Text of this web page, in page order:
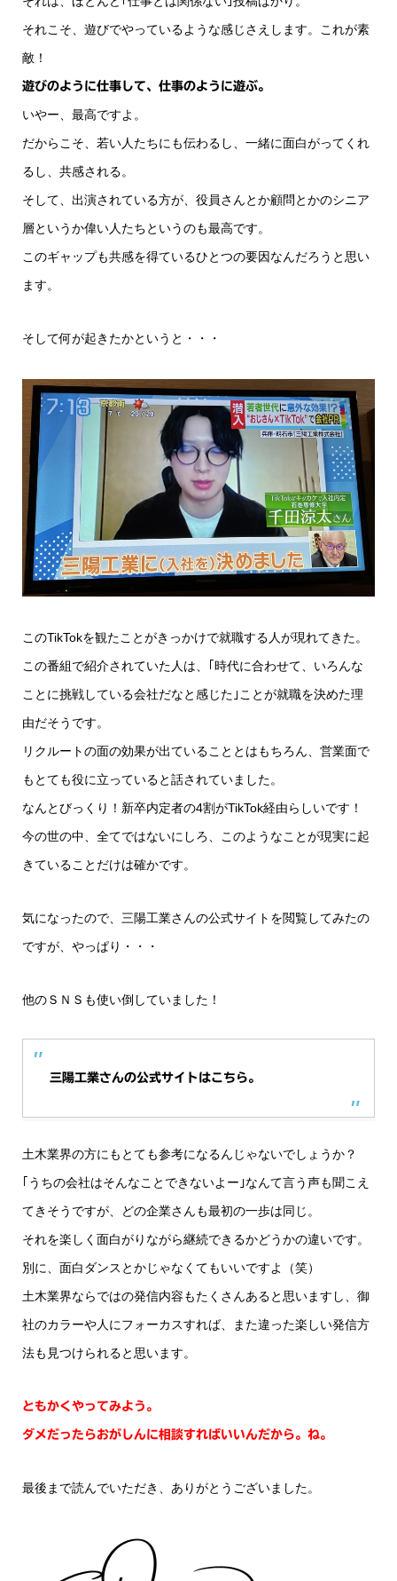
それこそ、遊びでやっているような感じさえします。これが素
敵！
遊びのように仕事して、仕事のように遊ぶ。
いやー、最高ですよ。
だからこそ、若い人たちにも伝わるし、一緒に面白がってくれ
るし、共感される。
そして、出演されている方が、役員さんとか顧問とかのシニア
層というか偉い人たちというのも最高です。
このギャップも共感を得ているひとつの要因なんだろうと思い
ます。
そして何が起きたかというと・・・
このTikTokを観たことがきっかけで就職する人が現れてきた。
この番組で紹介されていた人は、｢時代に合わせて、いろんな
ことに挑戦している会社だなと感じた｣ことが就職を決めた理
由だそうです。
リクルートの面の効果が出ていることとはもちろん、営業面で
もとても役に立っていると話されていました。
なんとびっくり！新卒内定者の4割がTikTok経由らしいです！
今の世の中、全てではないにしろ、このようなことが現実に起
きていることだけは確かです。
気になったので、三陽工業さんの公式サイトを閲覧してみたの
ですが、やっぱり・・・
他のＳＮＳも使い倒していました！
三陽工業さんの公式サイトはこちら。
土木業界の方にもとても参考になるんじゃないでしょうか？
｢うちの会社はそんなことできないよー｣なんて言う声も聞こえ
てきそうですが、どの企業さんも最初の一歩は同じ。
それを楽しく面白がりながら継続できるかどうかの違いです。
別に、面白ダンスとかじゃなくてもいいですよ（笑）
土木業界ならではの発信内容もたくさんあると思いますし、御
社のカラーや人にフォーカスすれば、また違った楽しい発信方
法も見つけられると思います。
ともかくやってみよう。
ダメだったらおがしんに相談すればいいんだから。ね。
最後まで読んでいただき、ありがとうございました。